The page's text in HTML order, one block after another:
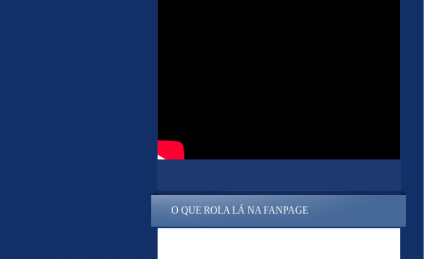
O QUE ROLA LÁ NA FANPAGE